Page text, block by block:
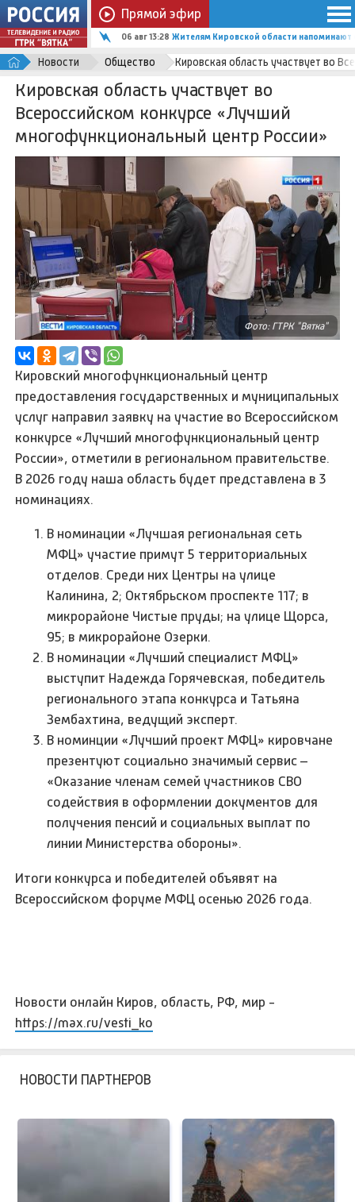
Прямой эфир
06 авг 13:28 Жителям Кировской области напоминают
Новости Общество Кировская область участвует во
Кировская область участвует во
Всероссийском конкурсе «Лучший
многофункциональный центр России»
Фото: ГТРК "Вятка"
Кировский многофункциональный центр
предоставления государственных и муниципальных
услуг направил заявку на участие во Всероссийском
конкурсе «Лучший многофункциональный центр
России», отметили в региональном правительстве.
В 2026 году наша область будет представлена в 3
номинациях.
В номинации «Лучшая региональная сеть
МФЦ» участие примут 5 территориальных
отделов. Среди них Центры на улице
Калинина, 2; Октябрьском проспекте 117; в
микрорайоне Чистые пруды; на улице Щорса,
95; в микрорайоне Озерки.
В номинации «Лучший специалист МФЦ»
выступит Надежда Горячевская, победитель
регионального этапа конкурса и Татьяна
Зембахтина, ведущий эксперт.
В номинции «Лучший проект МФЦ» кировчане
презентуют социально значимый сервис –
«Оказание членам семей участников СВО
содействия в оформлении документов для
получения пенсий и социальных выплат по
линии Министерства обороны».
Итоги конкурса и победителей объявят на
Всероссийском форуме МФЦ осенью 2026 года.
Новости онлайн Киров, область, РФ, мир -
https://max.ru/vesti_ko
НОВОСТИ ПАРТНЕРОВ